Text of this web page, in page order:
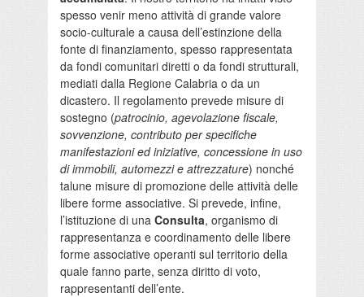
spesso venir meno attività di grande valore
socio-culturale a causa dell’estinzione della
fonte di finanziamento, spesso rappresentata
da fondi comunitari diretti o da fondi strutturali,
mediati dalla Regione Calabria o da un
dicastero. Il regolamento prevede misure di
sostegno (patrocinio, agevolazione fiscale,
sovvenzione, contributo per specifiche
manifestazioni ed iniziative, concessione in uso
di immobili, automezzi e attrezzature) nonché
talune misure di promozione delle attività delle
libere forme associative. Si prevede, infine,
l’istituzione di una Consulta, organismo di
rappresentanza e coordinamento delle libere
forme associative operanti sul territorio della
quale fanno parte, senza diritto di voto,
rappresentanti dell’ente.